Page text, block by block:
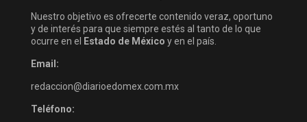
Nuestro objetivo es ofrecerte contenido veraz, oportuno
y de interés para que siempre estés al tanto de lo que
ocurre en el
Estado de México y en el país.
Email:
redaccion@diarioedomex.com.mx
Teléfono: